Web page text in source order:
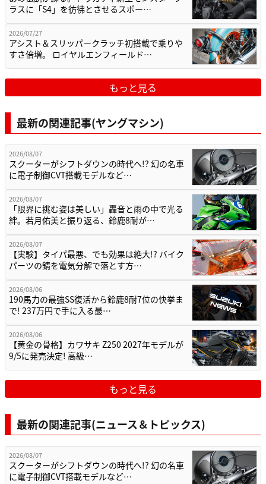
ラスに「S4」を彷彿とさせるスポー…
2026/07/27
アシスト＆スリッパークラッチ初搭載で乗りや
すさ倍増。 ロイヤルエンフィールド…
もっと見る
最新の関連記事(ヤングマシン)
2026/08/07
スクーターがシフトダウンの時代へ!? 幻の名車
に電子制御CVT搭載モデルなど…
2026/08/07
「限界に挑む姿は美しい」轟音と雨の中で光る
絆。若月佑美と振り返る、鈴鹿8耐が…
2026/08/07
【実験】タイパ最悪、でも効果は絶大!? バイク
パーツの錆を電気分解で落とす方…
2026/08/06
190馬力の最強SS復活から鈴鹿8耐7位の快挙ま
で! 237万円で手に入る最…
2026/08/06
【黄金の骨格】カワサキ Z250 2027年モデルが
9/5に発売決定! 高級…
もっと見る
最新の関連記事(ニュース＆トピックス)
2026/08/07
スクーターがシフトダウンの時代へ!? 幻の名車
に電子制御CVT搭載モデルなど…